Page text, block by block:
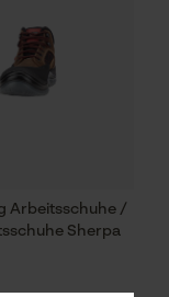
Arbeitsschuhe /
Sherpa